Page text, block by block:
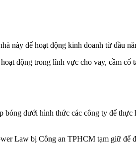
này để hoạt động kinh doanh từ đầu
động trong lĩnh vực cho vay, cầm cố
dưới hình thức các công ty để thực
Law bị Công an TPHCM tạm giữ để